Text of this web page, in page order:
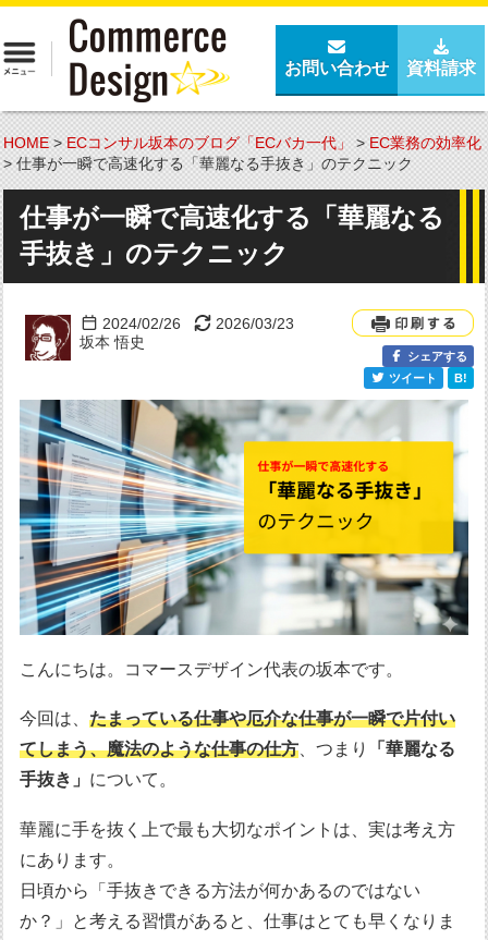
お問い合わせ 資料請求
HOME>ECコンサル坂本のブログ「ECバカ一代」>EC業務の効率化
>仕事が一瞬で高速化する「華麗なる手抜き」のテクニック
仕事が一瞬で高速化する「華麗なる
手抜き」のテクニック
2024/02/26
2026/03/23
坂本 悟史
シェアする
ツイート
B!
こんにちは。コマースデザイン代表の坂本です。
今回は、たまっている仕事や厄介な仕事が一瞬で片付い
てしまう、魔法のような仕事の仕方 、つまり
「華麗なる
手抜き」 について。
華麗に手を抜く上で最も大切なポイントは、実は考え方
にあります。
日頃から「手抜きできる方法が何かあるのではない
か？」と考える習慣があると、仕事はとても早くなりま